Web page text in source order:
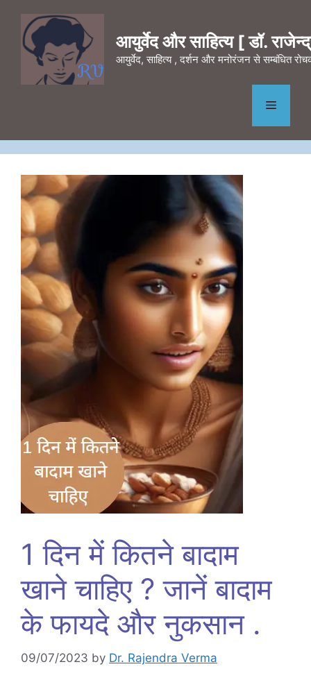
content
आयुर्वेद और साहित्य [ डॉ.
आयुर्वेद, साहित्य , दर्शन और मनोरंजन से सम्बंधित
Menu
1 दिन में कितने बादाम
खाने चाहिए ? जानें बादाम
के फायदे और नुकसान .
09/07/2023 by Dr. Rajendra Verma